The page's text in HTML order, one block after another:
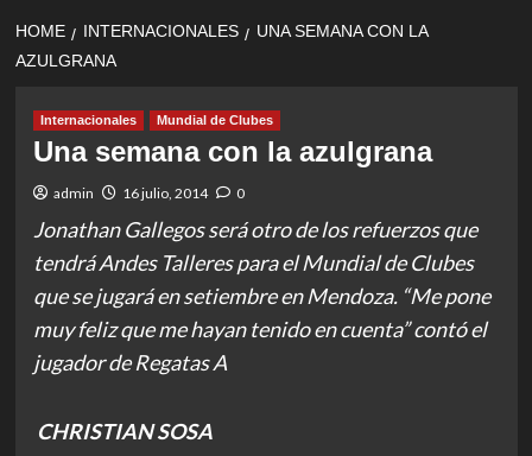
HOME INTERNACIONALES
UNA SEMANA CON LA
AZULGRANA
Internacionales Mundial de Clubes
Una semana con la azulgrana
admin 16 julio, 2014 0
Jonathan Gallegos será otro de los refuerzos que
tendrá Andes Talleres para el Mundial de Clubes
que se jugará en setiembre en Mendoza. “Me pone
muy feliz que me hayan tenido en cuenta” contó el
jugador de Regatas A
CHRISTIAN SOSA